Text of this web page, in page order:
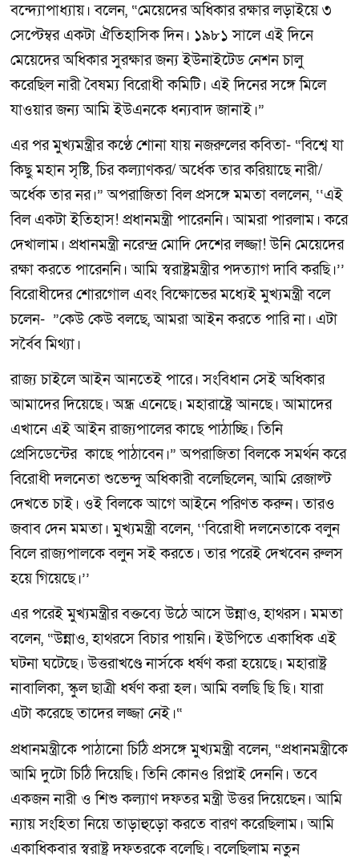
বন্দ্যোপাধ্যায়। বলেন, “মেয়েদের অধিকার রক্ষার লড়াইয়ে ৩
সেপ্টেম্বর একটা ঐতিহাসিক দিন। ১৯৮১ সালে এই দিনে
মেয়েদের অধিকার সুরক্ষার জন্য ইউনাইটেড নেশন চালু
করেছিল নারী বৈষম্য বিরোধী কমিটি। এই দিনের সঙ্গে মিলে
যাওয়ার জন্য আমি ইউএনকে ধন্যবাদ জানাই।”
এর পর মুখ্যমন্ত্রীর কণ্ঠে শোনা যায় নজরুলের কবিতা- “বিশ্বে যা
কিছু মহান সৃষ্টি, চির কল্যাণকর/ অর্ধেক তার করিয়াছে নারী/
অর্ধেক তার নর।” অপরাজিতা বিল প্রসঙ্গে মমতা বললেন, ‘‘এই
বিল একটা ইতিহাস! প্রধানমন্ত্রী পারেননি। আমরা পারলাম। করে
দেখালাম। প্রধানমন্ত্রী নরেন্দ্র মোদি দেশের লজ্জা! উনি মেয়েদের
রক্ষা করতে পারেননি। আমি স্বরাষ্ট্রমন্ত্রীর পদত্যাগ দাবি করছি।’’
বিরোধীদের শোরগোল এবং বিক্ষোভের মধ্যেই মুখ্যমন্ত্রী বলে
চলেন- ”কেউ কেউ বলছে, আমরা আইন করতে পারি না। এটা
সর্বৈব মিথ্যা।
রাজ্য চাইলে আইন আনতেই পারে। সংবিধান সেই অধিকার
আমাদের দিয়েছে। অন্ধ্র এনেছে। মহারাষ্ট্রে আনছে। আমাদের
এখানে এই আইন রাজ্যপালের কাছে পাঠাচ্ছি। তিনি
প্রেসিডেন্টের কাছে পাঠাবেন।” অপরাজিতা বিলকে সমর্থন করে
বিরোধী দলনেতা শুভেন্দু অধিকারী বলেছিলেন, আমি রেজাল্ট
দেখতে চাই। ওই বিলকে আগে আইনে পরিণত করুন। তারও
জবাব দেন মমতা। মুখ্যমন্ত্রী বলেন, ‘‘বিরোধী দলনেতাকে বলুন
বিলে রাজ্যপালকে বলুন সই করতে। তার পরেই দেখবেন রুলস
হয়ে গিয়েছে।’’
এর পরেই মুখ‍্যমন্ত্রীর বক্তব‍্যে উঠে আসে উন্নাও, হাথরস। মমতা
বলেন, “উন্নাও, হাথরসে বিচার পায়নি। ইউপিতে একাধিক এই
ঘটনা ঘটেছে। উত্তরাখণ্ডে নার্সকে ধর্ষণ করা হয়েছে। মহারাষ্ট্র
নাবালিকা, স্কুল ছাত্রী ধর্ষণ করা হল। আমি বলছি ছি ছি। যারা
এটা করেছে তাদের লজ্জা নেই।“
প্রধানমন্ত্রীকে পাঠানো চিঠি প্রসঙ্গে মুখ‍্যমন্ত্রী বলেন, “প্রধানমন্ত্রীকে
আমি দুটো চিঠি দিয়েছি। তিনি কোনও রিপ্লাই দেননি। তবে
একজন নারী ও শিশু কল্যাণ দফতর মন্ত্রী উত্তর দিয়েছেন। আমি
ন্যায় সংহিতা নিয়ে তাড়াহুড়ো করতে বারণ করেছিলাম। আমি
একাধিকবার স্বরাষ্ট্র দফতরকে বলেছি। বলেছিলাম নতুন